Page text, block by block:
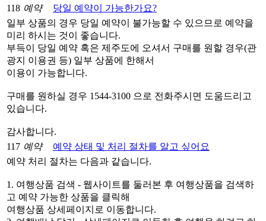
118 예약
당일 예약이 가능한가요?
일부 상품의 경우 당일 예약이 불가능할 수 있으므로 예약을
미리 하시는 것이 좋습니다.
부득이 당일 예약 혹은 제주도에 오셔서 구매를 원할 경우(관
광지 이용권 등) 일부 상품에 한해서
이용이 가능합니다.
구매를 원하실 경우 1544-3100 으로 전화주시면 도움드리고
있습니다.
감사합니다.
117 예약
예약 상태 및 처리 절차를 알고 싶어요
예약 처리 절차는 다음과 같습니다.
1. 여행상품 검색 - 웹사이트를 둘러본 후 여행상품을 검색하
고 예약 가능한 상품을 클릭해
여행상품 상세페이지로 이동합니다.